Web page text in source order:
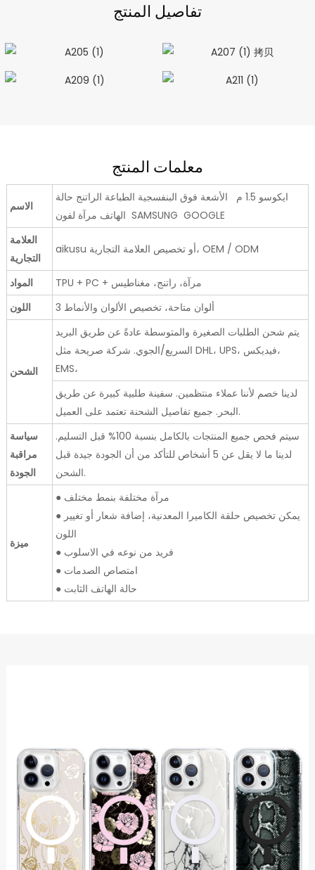
تفاصيل المنتج
معلمات المنتج
الاسم
ايكوسو 1.5 م الأشعة فوق البنفسجية الطباعة الراتنج حالة
الهاتف مرآة لفون SAMSUNG GOOGLE
العلامة
التجارية
aikusu أو تخصيص العلامة التجارية، OEM / ODM
المواد
TPU + PC + مرآة، راتنج، مغناطيس
اللون
3 ألوان متاحة، تخصيص الألوان والأنماط
الشحن
يتم شحن الطلبات الصغيرة والمتوسطة عادةً عن طريق البريد
السريع/الجوي. شركة صريحة مثل DHL، UPS، فيديكس،
EMS،
لدينا خصم لأننا عملاء منتظمين. سفينة طلبية كبيرة عن طريق
البحر. جميع تفاصيل الشحنة تعتمد على العميل.
سياسة
مراقبة
الجودة
سيتم فحص جميع المنتجات بالكامل بنسبة 100% قبل التسليم.
لدينا ما لا يقل عن 5 أشخاص للتأكد من أن الجودة جيدة قبل
الشحن.
ميزة
● مرآة مختلفة بنمط مختلف
● يمكن تخصيص حلقة الكاميرا المعدنية، إضافة شعار أو تغيير
اللون
● فريد من نوعه في الاسلوب
● امتصاص الصدمات
● حالة الهاتف الثابت